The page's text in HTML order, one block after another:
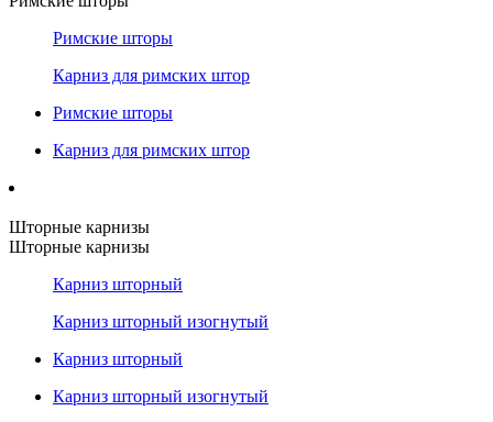
Римские шторы
Карниз для римских штор
Римские шторы
Карниз для римских штор
Шторные карнизы
Шторные карнизы
Карниз шторный
Карниз шторный изогнутый
Карниз шторный
Карниз шторный изогнутый